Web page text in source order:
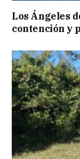
Los Ángeles
contención y